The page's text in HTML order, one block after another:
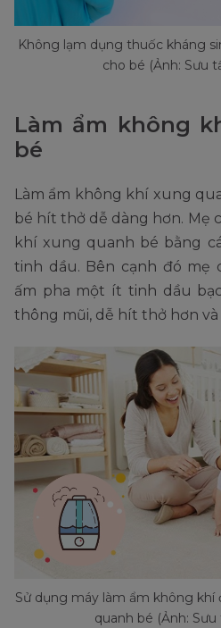
Không lạm dụng thuốc kháng
cho bé (Ảnh: Sưu
Làm ẩm không
bé
Làm ẩm không khí xung
bé hít thở dễ dàng hơn. Mẹ
khí xung quanh bé bằng
tinh dầu. Bên cạnh đó mẹ
ấm pha một ít tinh dầu
thông mũi, dễ hít thở hơn
Sử dụng máy làm ẩm không khí
quanh bé (Ảnh: